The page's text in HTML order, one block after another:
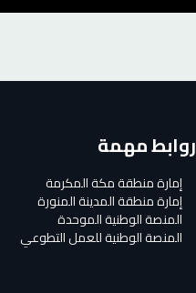
روابط مهمة
إمارة منطقة مكة المكرمة
إمارة منطقة المدينة المنورة
المنصة الوطنية الموحدة
المنصة الوطنية للعمل التطوعي